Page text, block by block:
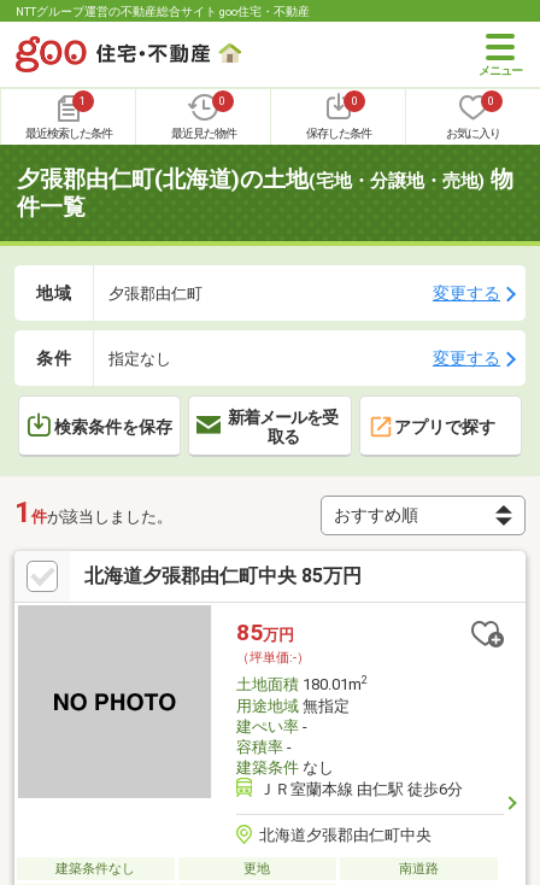
NTTグループ運営の不動産総合サイト goo住宅・不動産
1
最近検索した条件
0
最近見た物件
0
保存した条件
0
お気に入り
夕張郡由仁町(北海道)の土地(宅地・分譲地・売地) 物
件一覧
地域 夕張郡由仁町 変更する
条件 指定なし 変更する
検索条件を保存
新着メールを受
取る
アプリで探す
1 件が該当しました。
北海道夕張郡由仁町中央 85万円
85万円
（坪単価:-）
土地面積180.01m2
用途地域無指定
建ぺい率-
容積率-
建築条件なし
ＪＲ室蘭本線 由仁駅 徒歩6分
北海道夕張郡由仁町中央
建築条件なし 更地
南道路